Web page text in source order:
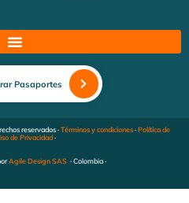
Pasaportes
reservados ·Términos y condiciones·Política de
de Privacidad·
Agile Design SAS· Colombia ·